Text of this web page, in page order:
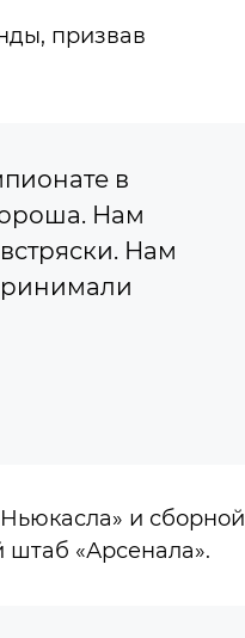
призвав
в
Нам
Нам
и сборной
«Арсенала».